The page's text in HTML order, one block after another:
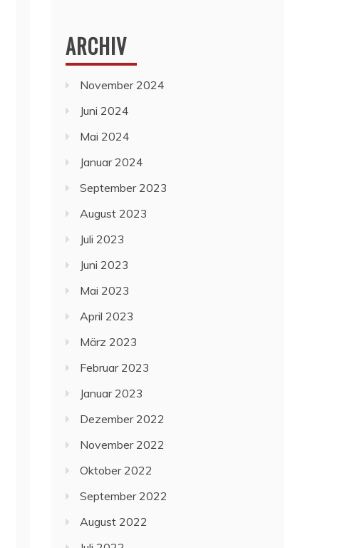
ARCHIV
November 2024
Juni 2024
Mai 2024
Januar 2024
September 2023
August 2023
Juli 2023
Juni 2023
Mai 2023
April 2023
März 2023
Februar 2023
Januar 2023
Dezember 2022
November 2022
Oktober 2022
September 2022
August 2022